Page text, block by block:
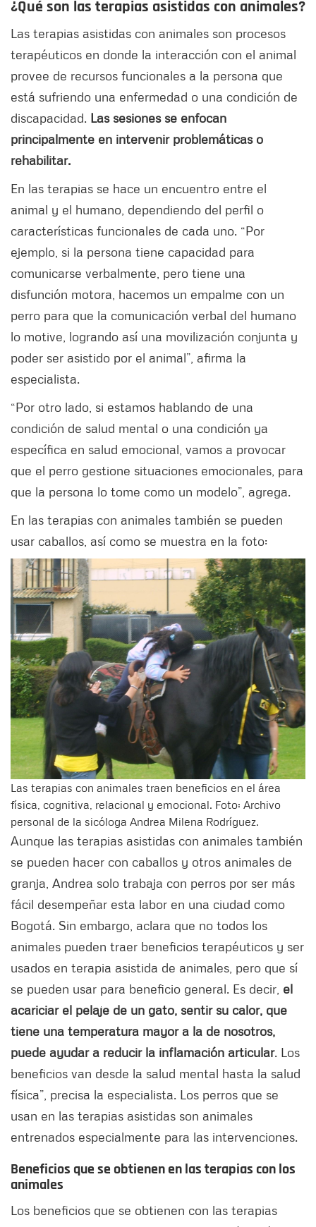
¿Qué son las terapias asistidas con animales?
Las terapias asistidas con animales son procesos
terapéuticos en donde la interacción con el animal
provee de recursos funcionales a la persona que
está sufriendo una enfermedad o una condición de
discapacidad. Las sesiones se enfocan
principalmente en intervenir problemáticas o
rehabilitar.
En las terapias se hace un encuentro entre el
animal y el humano, dependiendo del perfil o
características funcionales de cada uno. “Por
ejemplo, si la persona tiene capacidad para
comunicarse verbalmente, pero tiene una
disfunción motora, hacemos un empalme con un
perro para que la comunicación verbal del humano
lo motive, logrando así una movilización conjunta y
poder ser asistido por el animal”, afirma la
especialista.
“Por otro lado, si estamos hablando de una
condición de salud mental o una condición ya
específica en salud emocional, vamos a provocar
que el perro gestione situaciones emocionales, para
que la persona lo tome como un modelo”, agrega.
En las terapias con animales también se pueden
usar caballos, así como se muestra en la foto:
Las terapias con animales traen beneficios en el área
física, cognitiva, relacional y emocional. Foto: Archivo
personal de la sicóloga Andrea Milena Rodríguez.
Aunque las terapias asistidas con animales también
se pueden hacer con caballos y otros animales de
granja, Andrea solo trabaja con perros por ser más
fácil desempeñar esta labor en una ciudad como
Bogotá. Sin embargo, aclara que no todos los
animales pueden traer beneficios terapéuticos y ser
usados en terapia asistida de animales, pero que sí
se pueden usar para beneficio general. Es decir, el
acariciar el pelaje de un gato, sentir su calor, que
tiene una temperatura mayor a la de nosotros,
puede ayudar a reducir la inflamación articular. Los
beneficios van desde la salud mental hasta la salud
física”, precisa la especialista. Los perros que se
usan en las terapias asistidas son animales
entrenados especialmente para las intervenciones.
Beneficios que se obtienen en las terapias con los
animales
Los beneficios que se obtienen con las terapias